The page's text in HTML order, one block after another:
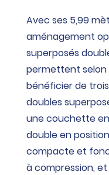
Avec ses 5,99
aménagement
superposés
permettent selon
bénéficier de
doubles
une couchette
double en
compacte et
à compression,